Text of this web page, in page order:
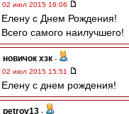
02 июл 2015 16:06
Елену с Днем Рождения!
Всего самого наилучшего!
новичок хзк -
02 июл 2015 15:51
Елену с днем рождения!
petrov13 -